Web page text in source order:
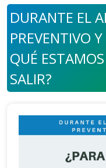
DURANTE EL
PREVENTIVO
QUÉ
SALIR?